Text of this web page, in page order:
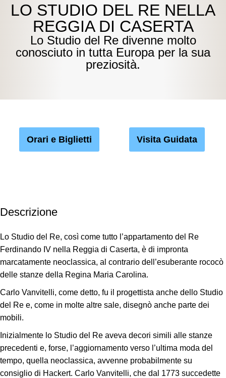
LO STUDIO DEL RE NELLA
REGGIA DI CASERTA
Lo Studio del Re divenne molto
conosciuto in tutta Europa per la sua
preziosità.
Orari e Biglietti Visita Guidata
Descrizione
Lo Studio del Re, così come tutto l’appartamento del Re
Ferdinando IV nella Reggia di Caserta, è di impronta
marcatamente neoclassica, al contrario dell’esuberante rococò
delle stanze della Regina Maria Carolina.
Carlo Vanvitelli, come detto, fu il progettista anche dello Studio
del Re e, come in molte altre sale, disegnò anche parte dei
mobili.
Inizialmente lo Studio del Re aveva decori simili alle stanze
precedenti e, forse, l’aggiornamento verso l’ultima moda del
tempo, quella neoclassica, avvenne probabilmente su
consiglio di Hackert. Carlo Vanvitelli, che dal 1773 succedette